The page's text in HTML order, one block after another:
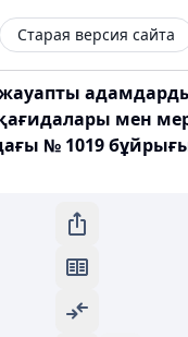
Старая версия сайта
адамдарды
мен
№ 1019 бұйрығы